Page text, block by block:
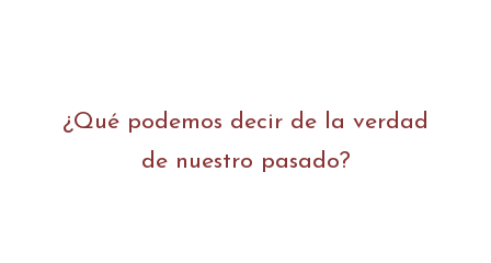
¿Qué podemos decir de la verdad
de nuestro pasado?